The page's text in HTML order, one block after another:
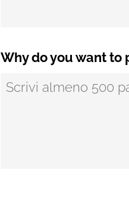
Why do you want to